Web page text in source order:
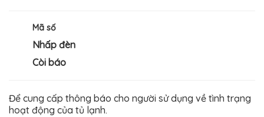
Mã số
Nhấp đèn
Còi báo
Để cung cấp thông báo cho người sử dụng về tình trạng
hoạt động của tủ lạnh.